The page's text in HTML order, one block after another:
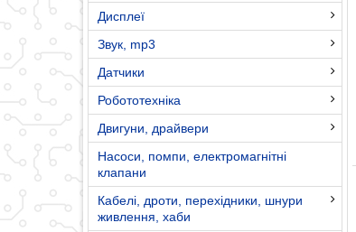
Дисплеї
Звук, mp3
Датчики
Робототехніка
Двигуни, драйвери
Насоси, помпи, електромагнітні
клапани
Кабелі, дроти, перехідники, шнури
живлення, хаби